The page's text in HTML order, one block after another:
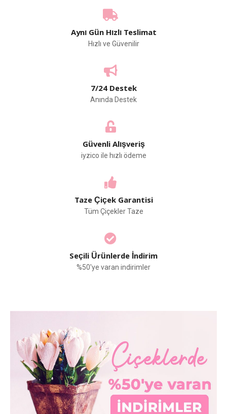
Aynı Gün Hızlı Teslimat
Hızlı ve Güvenilir
7/24 Destek
Anında Destek
Güvenli Alışveriş
iyzico ile hızlı ödeme
Taze Çiçek Garantisi
Tüm Çiçekler Taze
Seçili Ürünlerde İndirim
%50'ye varan indirimler